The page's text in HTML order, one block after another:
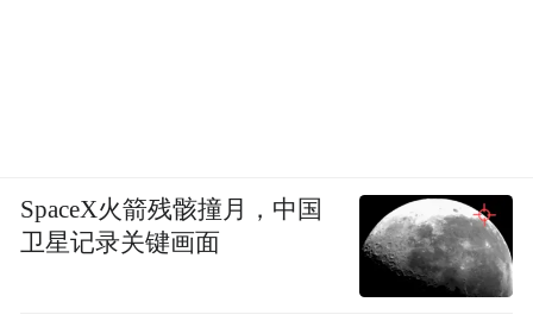
SpaceX火箭残骸撞月，中国
卫星记录关键画面